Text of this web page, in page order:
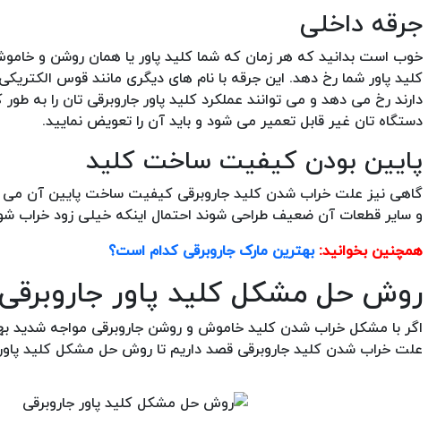
جرقه داخلی
خوب است بدانید که هر زمان که شما کلید پاور یا همان روشن و
کلید پاور شما رخ دهد. این جرقه با نام های دیگری مانند قوس
دارند رخ می دهد و می توانند عملکرد کلید پاور جاروبرقی تان را به
دستگاه تان غیر قابل تعمیر می شود و باید آن را تعویض نمایید.
پایین بودن کیفیت ساخت کلید
گاهی نیز علت خراب شدن کلید جاروبرقی کیفیت ساخت پایین آن می
و سایر قطعات آن ضعیف طراحی شوند احتمال اینکه خیلی زود خراب
همچنین بخوانید: بهترین مارک جاروبرقی کدام است؟
روش حل مشکل کلید پاور جاروبرقی
اگر با مشکل خراب شدن کلید خاموش و روشن جاروبرقی مواجه شدید
علت خراب شدن کلید جاروبرقی قصد داریم تا روش حل مشکل کلید